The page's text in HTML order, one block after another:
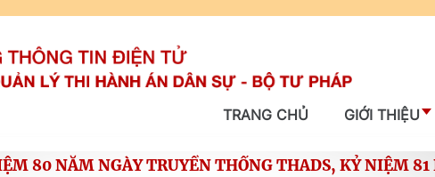
TRANG CHỦ GIỚI THIỆU
80 NĂM NGÀY TRUYỀN THỐNG THADS, KỶ NIỆM